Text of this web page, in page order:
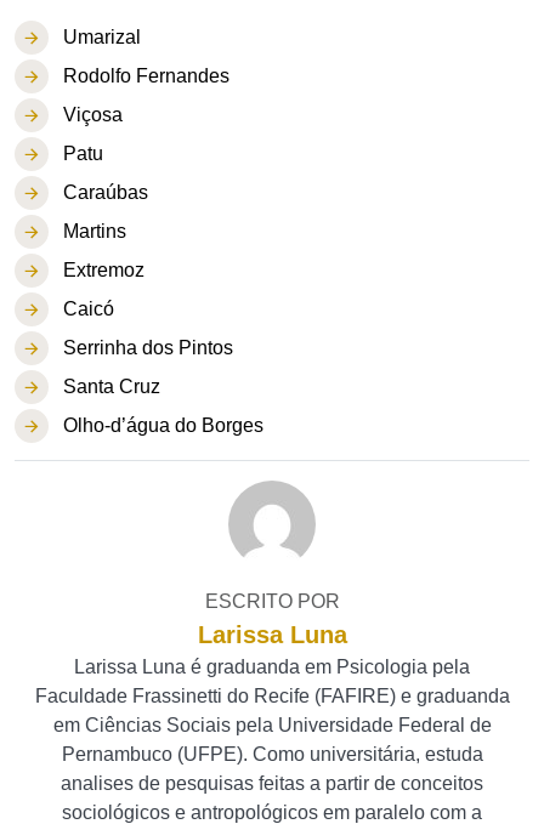
Umarizal
Rodolfo Fernandes
Viçosa
Patu
Caraúbas
Martins
Extremoz
Caicó
Serrinha dos Pintos
Santa Cruz
Olho-d’água do Borges
ESCRITO POR
Larissa Luna
Larissa Luna é graduanda em Psicologia pela
Faculdade Frassinetti do Recife (FAFIRE) e graduanda
em Ciências Sociais pela Universidade Federal de
Pernambuco (UFPE). Como universitária, estuda
analises de pesquisas feitas a partir de conceitos
sociológicos e antropológicos em paralelo com a